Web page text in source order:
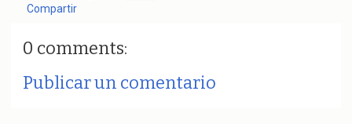
Compartir
0 comments:
Publicar un comentario